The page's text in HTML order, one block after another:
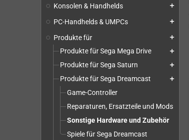
Konsolen & Handhelds add
PC-Handhelds & UMPCs add
Produkte für add
Produkte für Sega Mega Drive add
Produkte für Sega Saturn add
Produkte für Sega Dreamcast add
Game-Controller
Reparaturen, Ersatzteile und Mods
Sonstige Hardware und Zubehör
Spiele für Sega Dreamcast